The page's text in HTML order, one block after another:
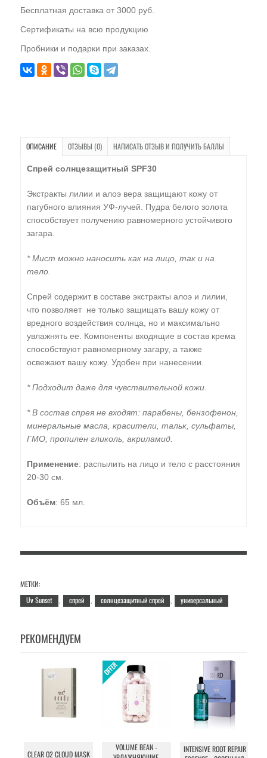
Бесплатная доставка от 3000 руб.
Сертификаты на всю продукцию
Пробники и подарки при заказах.
ОПИСАНИЕ ОТЗЫВЫ (0) НАПИСАТЬ ОТЗЫВ И ПОЛУЧИТЬ БАЛЛЫ
Спрей солнцезащитный SPF30
Экстракты лилии и алоэ вера защищают кожу от
пагубного влияния УФ-лучей. Пудра белого золота
способствует получению равномерного устойчивого
загара.
* Мист можно наносить как на лицо, так и на
тело.
Спрей содержит в составе экстракты алоэ и лилии,
что позволяет не только защищать вашу кожу от
вредного воздействия солнца, но и максимально
увлажнять ее. Компоненты входящие в состав крема
способствуют равномерному загару, а также
освежают вашу кожу. Удобен при нанесении.
* Подходит даже для чувствительной кожи.
* В состав спрея не входят: парабены, бензофенон,
минеральные масла, красители, тальк, сульфаты,
ГМО, пропилен гликоль, акриламид.
Применение: распылить на лицо и тело с расстояния
20-30 см.
Объём: 65 мл.
МЕТКИ:
Uv Sunset
спрей солнцезащитный спрей универсальный
РЕКОМЕНДУЕМ
CLEAR O2 CLOUD MASK
VOLUME BEAN -
INTENSIVE ROOT REPAIR